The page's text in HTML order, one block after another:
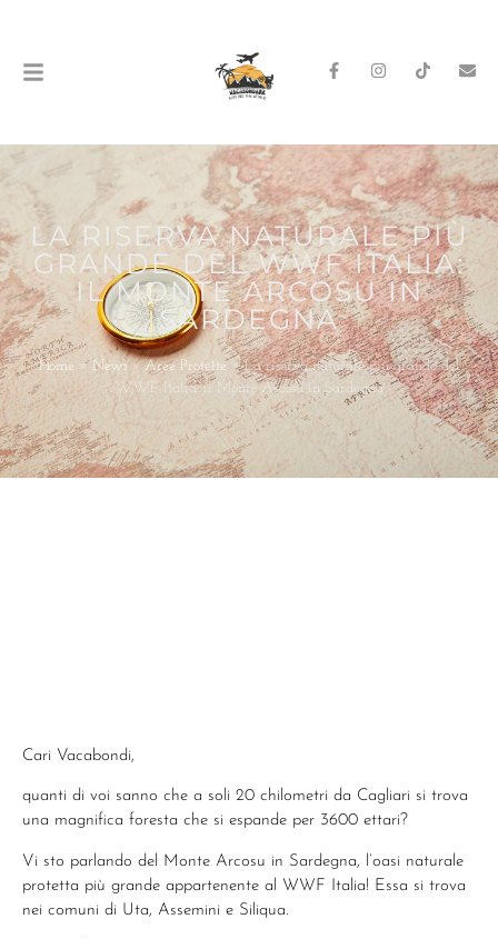
LA RISERVA NATURALE PIÙ
GRANDE DEL WWF ITALIA:
IL MONTE ARCOSU IN
SARDEGNA
Home » News»Aree Protette»La riserva naturale più grande del
WWF Italia: il Monte Arcosu in Sardegna
Cari Vacabondi,
quanti di voi sanno che a soli 20 chilometri da Cagliari si trova
una magnifica foresta che si espande per 3600 ettari?
Vi sto parlando del Monte Arcosu in Sardegna, l’oasi naturale
protetta più grande appartenente al WWF Italia! Essa si trova
nei comuni di Uta, Assemini e Siliqua.